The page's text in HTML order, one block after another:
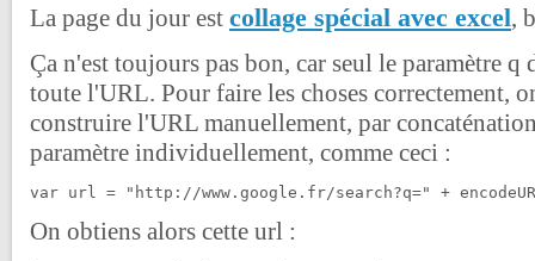
La page du jour est collage spécial avec excel,
Ça n'est toujours pas bon, car seul le paramètre q
toute l'URL. Pour faire les choses correctement,
construire l'URL manuellement, par
paramètre individuellement, comme ceci :
var url = "http://www.google.fr/search?q=" +
On obtiens alors cette url :